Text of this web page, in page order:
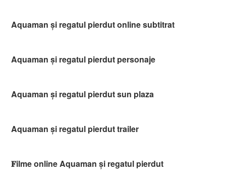
Aquaman și regatul pierdut online subtitrat
Aquaman și regatul pierdut personaje
Aquaman și regatul pierdut sun plaza
Aquaman și regatul pierdut trailer
𝐅ilme online Aquaman și regatul pierdut